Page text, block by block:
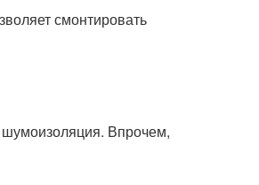
смонтировать
Впрочем,